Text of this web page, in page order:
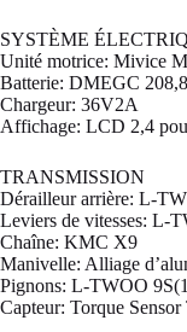
SYSTÈME
Unité motrice: Mivice
Batterie: DMEGC
Chargeur: 36V2A
Affichage: LCD 2,4
TRANSMISSION
Dérailleur arrière: L-
Leviers de vitesses: L-
Chaîne: KMC X9
Manivelle: Alliage
Pignons: L-TWOO
Capteur: Torque